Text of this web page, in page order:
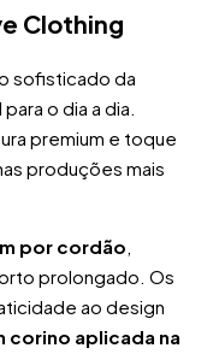
Clothing
sofisticado da
o dia a dia.
premium e toque
produções mais
por cordão,
prolongado. Os
ao design
corino aplicada na